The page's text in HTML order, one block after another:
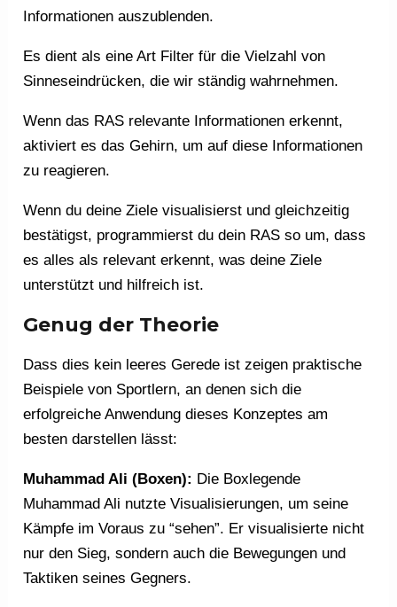
Informationen auszublenden.
Es dient als eine Art Filter für die Vielzahl von
Sinneseindrücken, die wir ständig wahrnehmen.
Wenn das RAS relevante Informationen erkennt,
aktiviert es das Gehirn, um auf diese Informationen
zu reagieren.
Wenn du deine Ziele visualisierst und gleichzeitig
bestätigst, programmierst du dein RAS so um, dass
es alles als relevant erkennt, was deine Ziele
unterstützt und hilfreich ist.
Genug der Theorie
Dass dies kein leeres Gerede ist zeigen praktische
Beispiele von Sportlern, an denen sich die
erfolgreiche Anwendung dieses Konzeptes am
besten darstellen lässt:
Muhammad Ali (Boxen): Die Boxlegende
Muhammad Ali nutzte Visualisierungen, um seine
Kämpfe im Voraus zu “sehen”. Er visualisierte nicht
nur den Sieg, sondern auch die Bewegungen und
Taktiken seines Gegners.